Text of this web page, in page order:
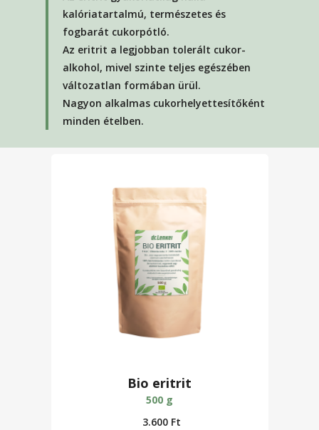
kalóriatartalmú, természetes és
fogbarát cukorpótló.
Az eritrit a legjobban tolerált cukor-
alkohol, mivel szinte teljes egészében
változatlan formában ürül.
Nagyon alkalmas cukorhelyettesítőként
minden ételben.
Bio eritrit
500 g
3.600 Ft